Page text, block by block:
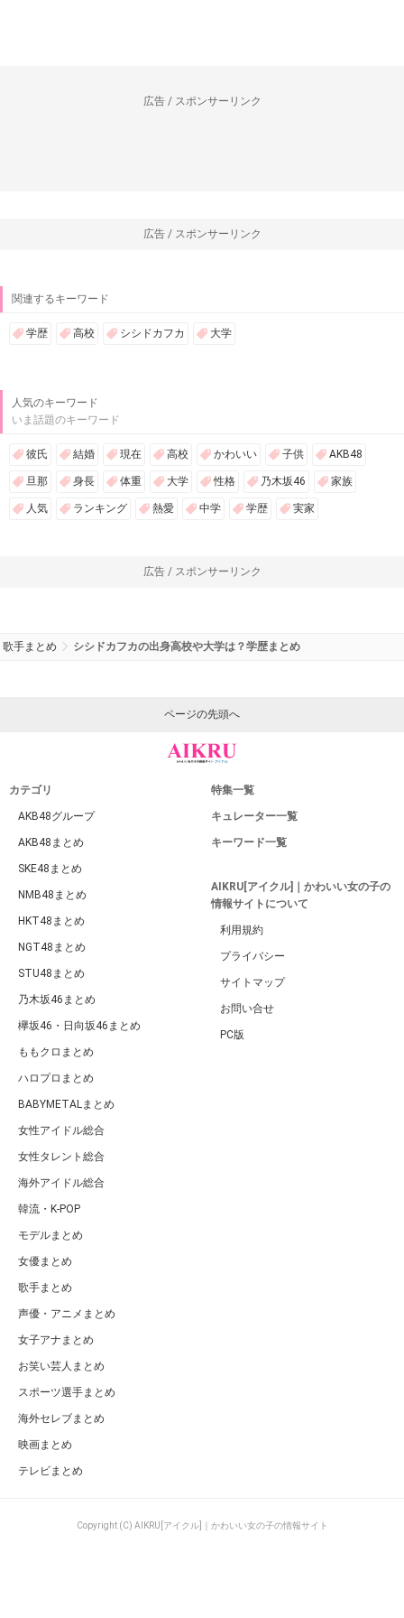
広告 / スポンサーリンク
広告 / スポンサーリンク
関連するキーワード
学歴 高校 シシドカフカ 大学
人気のキーワード
いま話題のキーワード
彼氏 結婚 現在 高校 かわいい 子供 AKB48
旦那 身長 体重 大学 性格 乃木坂46 家族
人気 ランキング 熱愛 中学 学歴 実家
広告 / スポンサーリンク
歌手まとめ シシドカフカの出身高校や大学は？学歴まとめ
ページの先頭へ
カテゴリ
AKB48グループ
AKB48まとめ
SKE48まとめ
NMB48まとめ
HKT48まとめ
NGT48まとめ
STU48まとめ
乃木坂46まとめ
欅坂46・日向坂46まとめ
ももクロまとめ
ハロプロまとめ
BABYMETALまとめ
女性アイドル総合
女性タレント総合
海外アイドル総合
韓流・K-POP
モデルまとめ
女優まとめ
歌手まとめ
声優・アニメまとめ
女子アナまとめ
お笑い芸人まとめ
スポーツ選手まとめ
海外セレブまとめ
映画まとめ
テレビまとめ
特集一覧
キュレーター一覧
キーワード一覧
AIKRU[アイクル]｜かわいい女の子の
情報サイトについて
利用規約
プライバシー
サイトマップ
お問い合せ
PC版
Copyright (C) AIKRU[アイクル]｜かわいい女の子の情報サイト